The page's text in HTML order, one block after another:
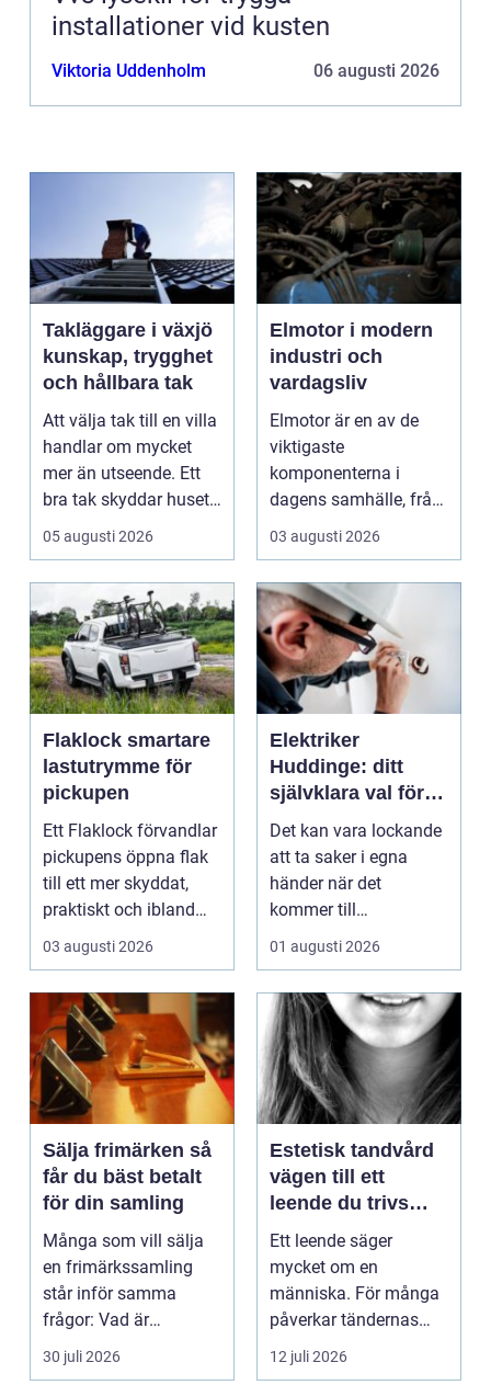
installationer vid kusten
Viktoria Uddenholm 06 augusti 2026
Takläggare i växjö
kunskap, trygghet
och hållbara tak
Att välja tak till en villa
handlar om mycket
mer än utseende. Ett
bra tak skyddar huset
mot regn, s...
05 augusti 2026
Elmotor i modern
industri och
vardagsliv
Elmotor är en av de
viktigaste
komponenterna i
dagens samhälle, från
små hushållsapparater
till stor...
03 augusti 2026
Flaklock smartare
lastutrymme för
pickupen
Ett Flaklock förvandlar
pickupens öppna flak
till ett mer skyddat,
praktiskt och ibland
också mer br...
03 augusti 2026
Elektriker
Huddinge: ditt
självklara val för
säker elinstallation
Det kan vara lockande
att ta saker i egna
händer när det
kommer till
hemförbättr...
01 augusti 2026
Sälja frimärken så
får du bäst betalt
för din samling
Många som vill sälja
en frimärkssamling
står inför samma
frågor: Vad är
samlingen värd? Var
vänder m...
30 juli 2026
Estetisk tandvård
vägen till ett
leende du trivs
med
Ett leende säger
mycket om en
människa. För många
påverkar tändernas
utseende både
självförtroendet ...
12 juli 2026